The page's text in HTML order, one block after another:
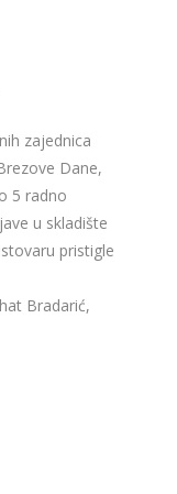
zajednica
Dane,
5 radno
u skladište
pristigle
Bradarić,